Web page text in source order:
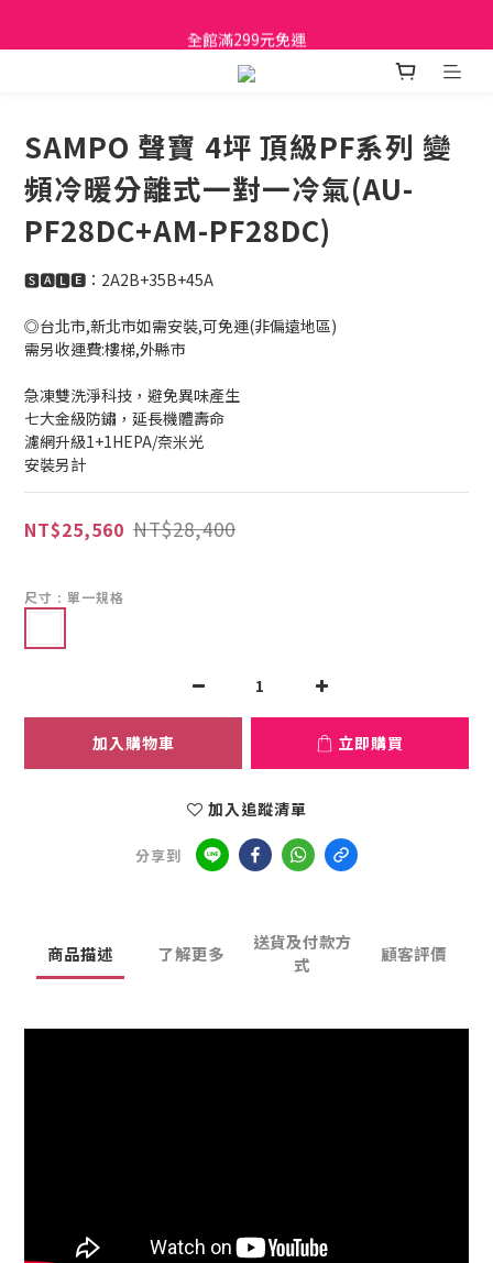
日立家電、國際牌 原廠管制價格 私訊優惠價
SAMPO 聲寶 4坪 頂級PF系列 變
頻冷暖分離式一對一冷氣(AU-
PF28DC+AM-PF28DC)
🆂🅰🅻🅴：2A2B+35B+45A
◎台北市,新北市如需安裝,可免運(非偏遠地區)
需另收運費:樓梯,外縣市
急凍雙洗淨科技，避免異味產生
七大金級防鏽，延長機體壽命
濾網升級1+1HEPA/奈米光
安裝另計
NT$25,560 NT$28,400
尺寸 : 單一規格
加入購物車 立即購買
加入追蹤清單
分享到
商品描述 了解更多
送貨及付款方
式
顧客評價